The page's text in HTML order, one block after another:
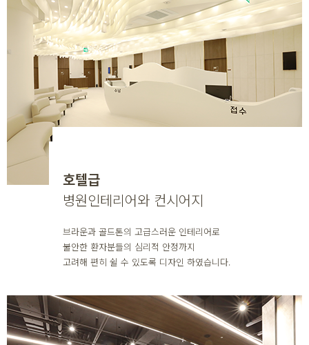
호텔급
병원인테리어와 컨시어지
브라운과 골드톤의 고급스러운 인테리어로
불안한 환자분들의 심리적 안정까지
고려해 편히 쉴 수 있도록 디자인 하였습니다.